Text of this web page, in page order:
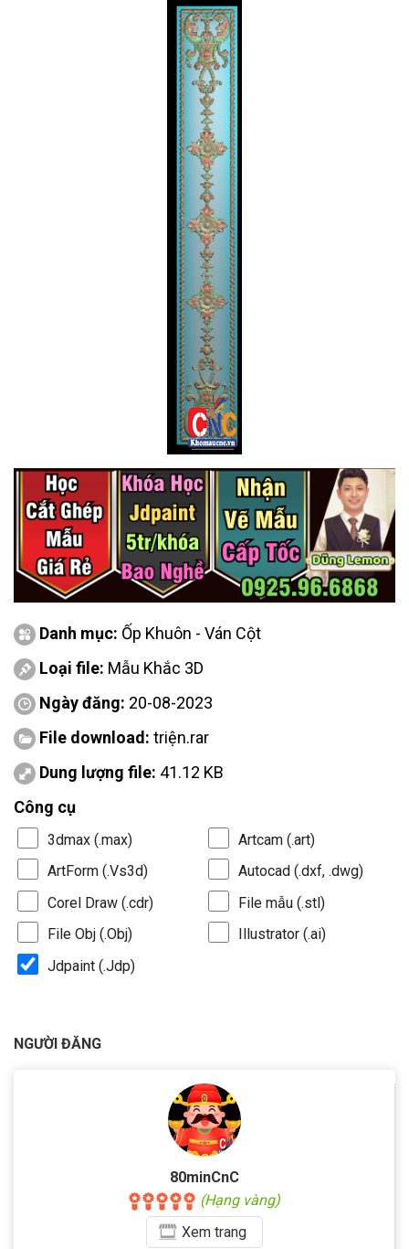
Danh mục: Ốp Khuôn - Ván Cột
Loại file: Mẫu Khắc 3D
Ngày đăng: 20-08-2023
File download: triện.rar
Dung lượng file: 41.12 KB
Công cụ
3dmax (.max)
Artcam (.art)
ArtForm (.Vs3d)
Autocad (.dxf, .dwg)
Corel Draw (.cdr)
File mẫu (.stl)
File Obj (.Obj)
Illustrator (.ai)
Jdpaint (.Jdp)
NGƯỜI ĐĂNG
80minCnC
(Hạng vàng)
Xemtrang